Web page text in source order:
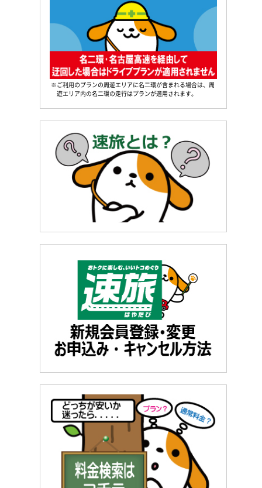
※ご利用のプランの周遊エリアに名二環が含まれる場合は、周
遊エリア内の名二環の走行はプランが適用されます。